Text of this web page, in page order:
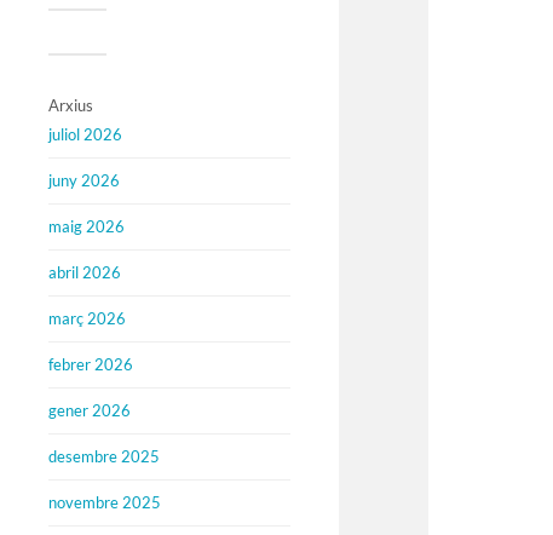
Arxius
juliol 2026
juny 2026
maig 2026
abril 2026
març 2026
febrer 2026
gener 2026
desembre 2025
novembre 2025